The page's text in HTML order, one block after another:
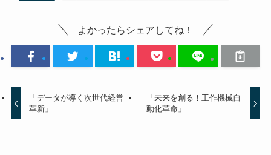
よかったらシェアしてね！
「データが導く次世代経営
革新」
「未来を創る！工作機械自
動化革命」